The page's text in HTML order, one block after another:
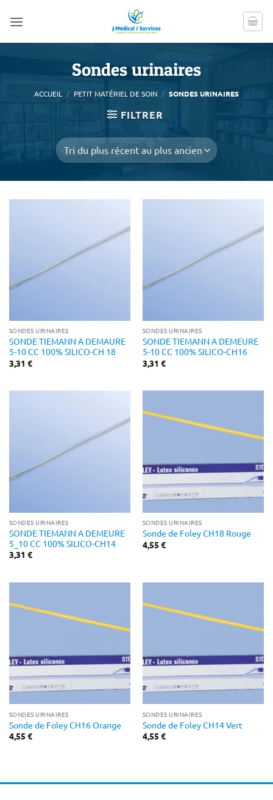
Sondes urinaires
ACCUEIL / PETIT MATÉRIEL DE SOIN / SONDES URINAIRES
FILTRER
SONDES URINAIRES
SONDE TIEMANN A DEMAURE
5-10 CC 100% SILICO-CH 18
3,31 €
SONDES URINAIRES
SONDE TIEMANN A DEMEURE
5-10 CC 100% SILICO-CH16
3,31 €
SONDES URINAIRES
SONDE TIEMANN A DEMEURE
5_10 CC 100% SILICO-CH14
3,31 €
SONDES URINAIRES
Sonde de Foley CH18 Rouge
4,55 €
SONDES URINAIRES
Sonde de Foley CH16 Orange
4,55 €
SONDES URINAIRES
Sonde de Foley CH14 Vert
4,55 €